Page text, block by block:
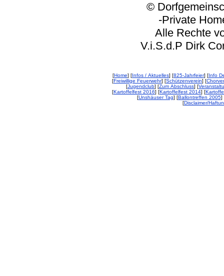
© Dorfgemeinschaft
-Private
Alle Rechte
V.i.S.d.P Dirk
[Home] [Infos / Aktuelles] [825-Jahrfeier] [Info
[Freiwillige Feuerwehr] [Schützenverein] [
[Jugendclub] [Zum Abschluss] [
[Kartoffelfest 2016] [Kartoffelfest 2014] [
[Unshäuser Tag] [Ballontreffen 2005]
[Disclaimer/